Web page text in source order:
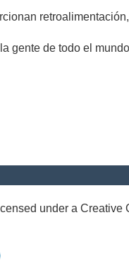
gente de todo el
under a Creative